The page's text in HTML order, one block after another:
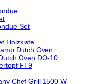
Set
Holzkiste
Dutch Oven
Oven DO-10
FT9
Chef Grill 1500 W